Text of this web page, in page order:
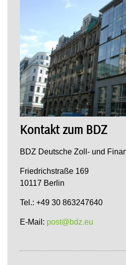
Kontakt zum BDZ
BDZ Deutsche Zoll- und
Friedrichstraße 169
10117 Berlin
Tel.: +49 30 863247640
E-Mail: post@bdz.eu